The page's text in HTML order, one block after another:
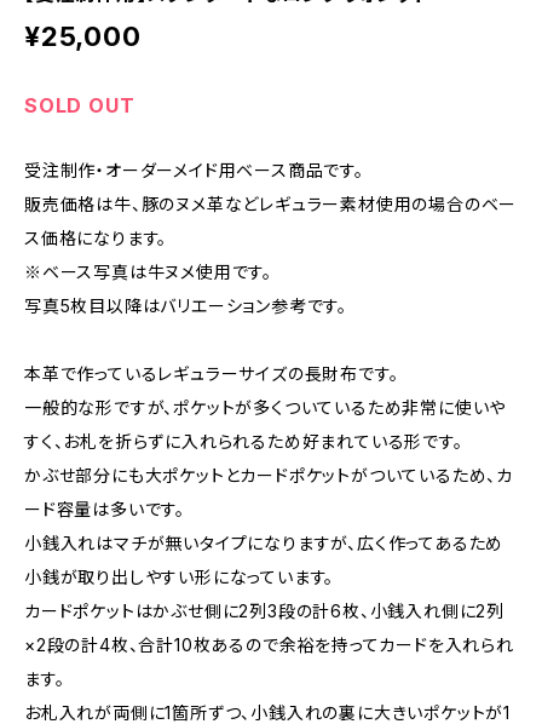
¥25,000
SOLD OUT
受注制作・オーダーメイド用ベース商品です。
販売価格は牛、豚のヌメ革などレギュラー素材使用の場合のベー
ス価格になります。
※ベース写真は牛ヌメ使用です。
写真5枚目以降はバリエーション参考です。
本革で作っているレギュラーサイズの長財布です。
一般的な形ですが、ポケットが多くついているため非常に使いや
すく、お札を折らずに入れられるため好まれている形です。
かぶせ部分にも大ポケットとカードポケットがついているため、カ
ード容量は多いです。
小銭入れはマチが無いタイプになりますが、広く作ってあるため
小銭が取り出しやすい形になっています。
カードポケットはかぶせ側に2列3段の計6枚、小銭入れ側に2列
×2段の計4枚、合計10枚あるので余裕を持ってカードを入れられ
ます。
お札入れが両側に1箇所ずつ、小銭入れの裏に大きいポケットが1